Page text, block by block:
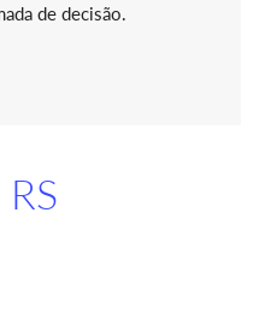
de decisão.